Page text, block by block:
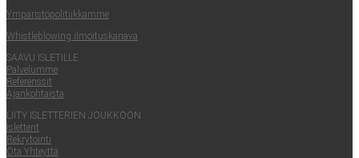
Ympä­ris­tö­po­li­tiik­kam­me
Whist­le­blowing ilmoituskanava
SAA­VU ISLETILLE
Pal­ve­lum­me
Refe­rens­sit
Ajan­koh­tais­ta
LII­TY ISLET­TE­RIEN JOUKKOON
Islet­te­rit
Rek­ry­toin­ti
Ota Yhteyt­tä